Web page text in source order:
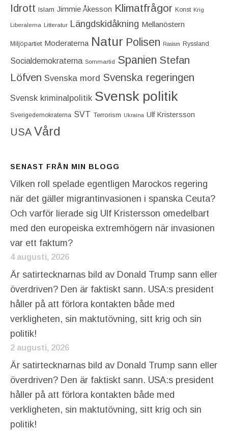
Idrott Islam Jimmie Åkesson Klimatfrågor Konst Krig
Liberalerna Litteratur Längdskidåkning Mellanöstern
Miljöpartiet Moderaterna Natur Polisen Rasism Ryssland
Socialdemokraterna Sommartid Spanien Stefan
Löfven Svenska mord Svenska regeringen
Svensk kriminalpolitik Svensk politik
Sverigedemokraterna SVT Terrorism Ukraina Ulf Kristersson
USA Vård
SENAST FRÅN MIN BLOGG
Vilken roll spelade egentligen Marockos regering
när det gäller migrantinvasionen i spanska Ceuta?
Och varför lierade sig Ulf Kristersson omedelbart
med den europeiska extremhögern när invasionen
var ett faktum?
4 augusti, 2026
Är satirtecknarnas bild av Donald Trump sann eller
överdriven? Den är faktiskt sann. USA:s president
håller på att förlora kontakten både med
verkligheten, sin maktutövning, sitt krig och sin
politik!
2 augusti, 2026
Är satirtecknarnas bild av Donald Trump sann eller
överdriven? Den är faktiskt sann. USA:s president
håller på att förlora kontakten både med
verkligheten, sin maktutövning, sitt krig och sin
politik!